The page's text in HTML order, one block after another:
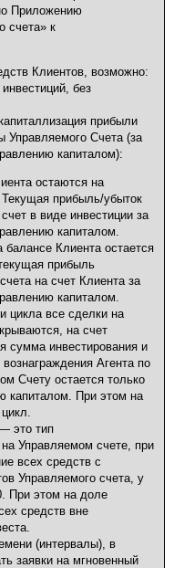
Приложению
счета» к
Клиентов, возможно:
без
прибыли
Управляемого Счета (за
капиталом):
остаются на
прибыль/убыток
в виде инвестиции за
капиталом.
Клиента остается
прибыль
на счет Клиента за
капиталом.
цикла все сделки на
на счет
сумма инвестирования и
Агента по
Счету остается только
капиталом. При этом на
это тип
Управляемом счете, при
всех средств с
Управляемого счета, у
При этом на доле
средств вне
(интервалы), в
заявки на мгновенный